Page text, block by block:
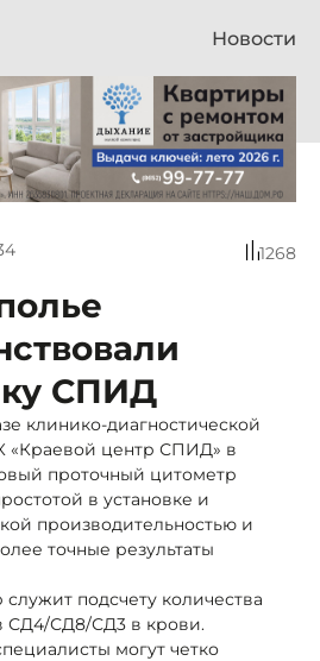
Новости
1268
СПИД
клинико-диагностической
«Краевой центр СПИД» в
проточный цитометр
в установке и
производительностью и
точные результаты
подсчету количества
СД4/СД8/СД3 в крови.
могут четко